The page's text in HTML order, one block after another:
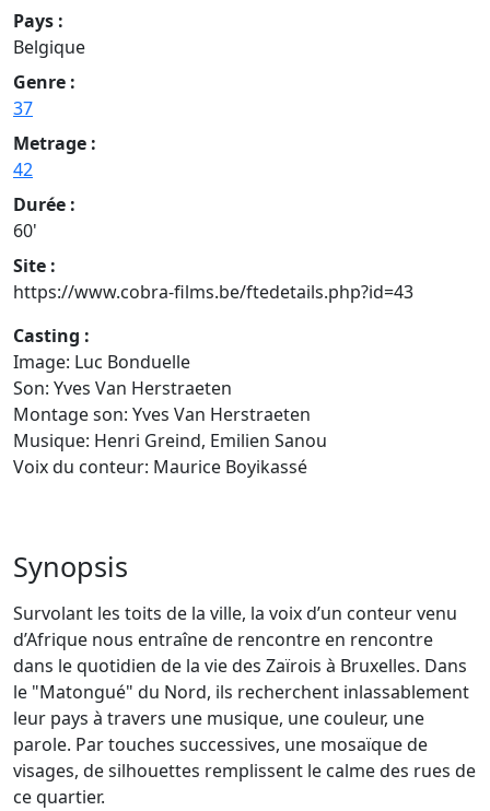
Pays :
Belgique
Genre :
37
Metrage :
42
Durée :
60'
Site :
https://www.cobra-films.be/ftedetails.php?id=43
Casting :
Image: Luc Bonduelle
Son: Yves Van Herstraeten
Montage son: Yves Van Herstraeten
Musique: Henri Greind, Emilien Sanou
Voix du conteur: Maurice Boyikassé
Synopsis
Survolant les toits de la ville, la voix d’un conteur venu
d’Afrique nous entraîne de rencontre en rencontre
dans le quotidien de la vie des Zaïrois à Bruxelles. Dans
le "Matongué" du Nord, ils recherchent inlassablement
leur pays à travers une musique, une couleur, une
parole. Par touches successives, une mosaïque de
visages, de silhouettes remplissent le calme des rues de
ce quartier.